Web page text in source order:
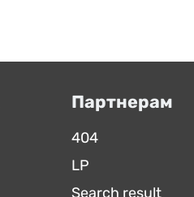
Партнерам
404
LP
Search result